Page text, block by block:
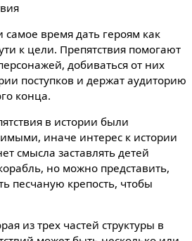
самое время дать героям как
к цели. Препятствия помогают
добиваться от них
поступков и держат аудиторию
конца.
в истории были
иначе интерес к истории
смысла заставлять детей
но можно представить,
песчаную крепость, чтобы
из трех частей структуры в